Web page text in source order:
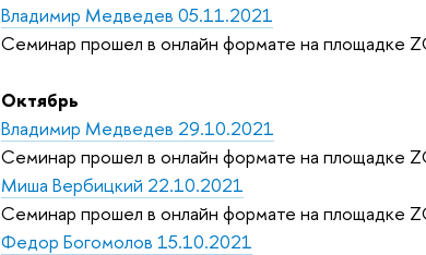
Владимир Медведев 05.11.2021
Семинар прошел в онлайн формате на площадке
Октябрь
Владимир Медведев 29.10.2021
Семинар прошел в онлайн формате на площадке
Миша Вербицкий 22.10.2021
Семинар прошел в онлайн формате на площадке
Федор Богомолов 15.10.2021